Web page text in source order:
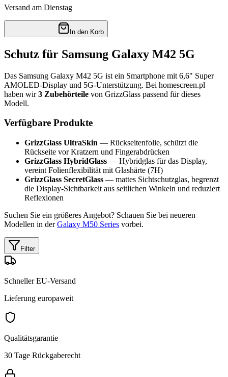
Versand am Dienstag
In den Korb
Schutz für Samsung Galaxy M42 5G
Das Samsung Galaxy M42 5G ist ein Smartphone mit 6,6" Super
AMOLED-Display und 5G-Unterstützung. Bei homescreen.pl
haben wir3 Zubehörteile von GrizzGlass passend für dieses
Modell.
Verfügbare Produkte
GrizzGlass UltraSkin — Rückseitenfolie, schützt die
Rückseite vor Kratzern und Fingerabdrücken
GrizzGlass HybridGlass — Hybridglas für das Display,
vereint Folienflexibilität mit Glashärte (7H)
GrizzGlass SecretGlass — mattes Sichtschutzglas, begrenzt
die Display-Sichtbarkeit aus seitlichen Winkeln und reduziert
Reflexionen
Suchen Sie ein größeres Angebot? Schauen Sie bei neueren
Modellen in derGalaxy M50 Series vorbei.
Filter
Schneller EU-Versand
Lieferung europaweit
Qualitätsgarantie
30 Tage Rückgaberecht